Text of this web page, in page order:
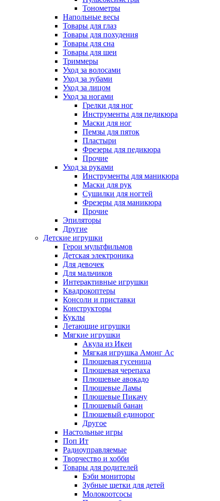
Тонометры
Напольные весы
Товары для глаз
Товары для похудения
Товары для сна
Товары для шеи
Триммеры
Уход за волосами
Уход за зубами
Уход за лицом
Уход за ногами
Грелки для ног
Инструменты для педикюра
Маски для ног
Пемзы для пяток
Пластыри
Фрезеры для педикюра
Прочие
Уход за руками
Инструменты для маникюра
Маски для рук
Сушилки для ногтей
Фрезеры для маникюра
Прочие
Эпиляторы
Другие
Детские игрушки
Герои мультфильмов
Детская электроника
Для девочек
Для мальчиков
Интерактивные игрушки
Квадрокоптеры
Консоли и приставки
Конструкторы
Куклы
Летающие игрушки
Мягкие игрушки
Акула из Икеи
Мягкая игрушка Амонг Ас
Плюшевая гусеница
Плюшевая черепаха
Плюшевые авокадо
Плюшевые Ламы
Плюшевые Пикачу
Плюшевый банан
Плюшевый единорог
Другое
Настольные игры
Поп Ит
Радиоуправляемые
Творчество и хобби
Товары для родителей
Бэби мониторы
Зубные щетки для детей
Молокоотсосы